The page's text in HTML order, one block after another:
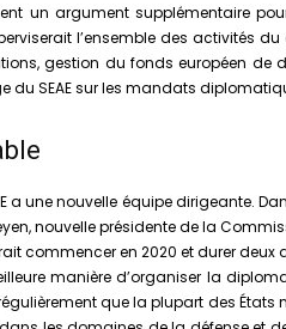
un argument supplémentaire
l’ensemble des activités
gestion du fonds européen de
du SEAE sur les mandats
a une nouvelle équipe dirigeante.
nouvelle présidente de la
commencer en 2020 et durer deux
manière d’organiser la
que la plupart des États